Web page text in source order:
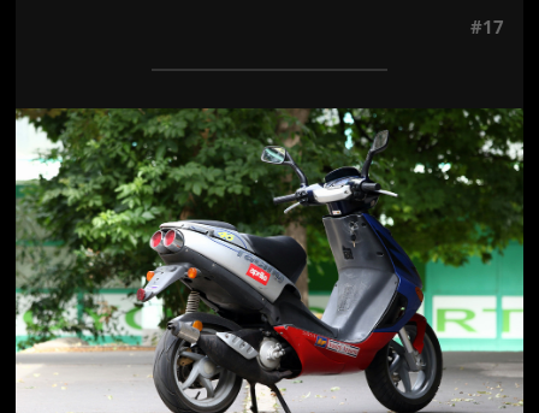
#17
Jön még kép!